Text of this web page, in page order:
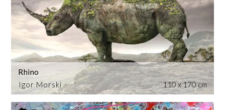
Igor Morski
Rhino
110 x 170 cm